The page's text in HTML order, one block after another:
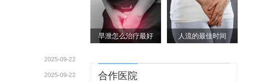
2025-09-22
2025-09-22
早泄怎么治疗最好 人流的最佳时间
合作医院